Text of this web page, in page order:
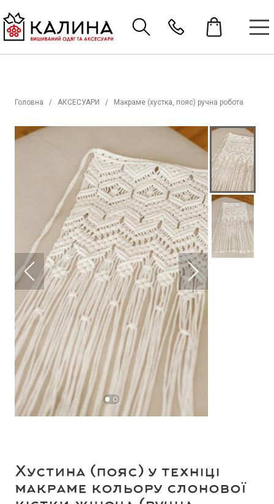
Головна АКСЕСУАРИ Макраме (хустка, пояс) ручна робота
Хустина (пояс) у техніці
макраме кольору слонової